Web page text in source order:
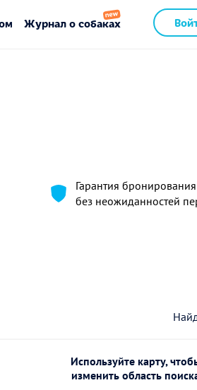
Журнал о собаках
Гарантия
без неожиданностей
Используйте карту,
изменить область